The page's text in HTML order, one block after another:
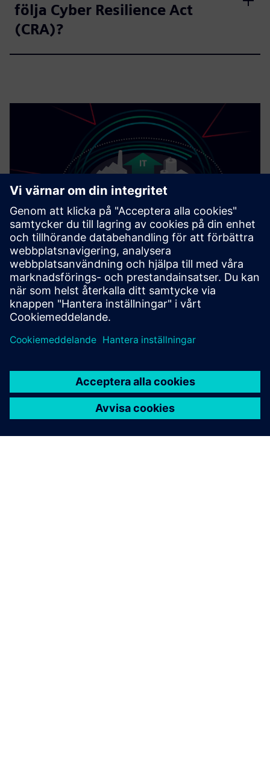
följa Cyber Resilience Act
(CRA)?
Cybersäkerhet för industrin
Säkerhetsinformation
mot cyberhot är det nödvändigt att implementera — och
industriellt säkerhetskoncept. Siemens produkter och
lösningar utgör bara en del av ett sådant koncept. För mer
information om industriell säkerhet, besök.
Läs mer